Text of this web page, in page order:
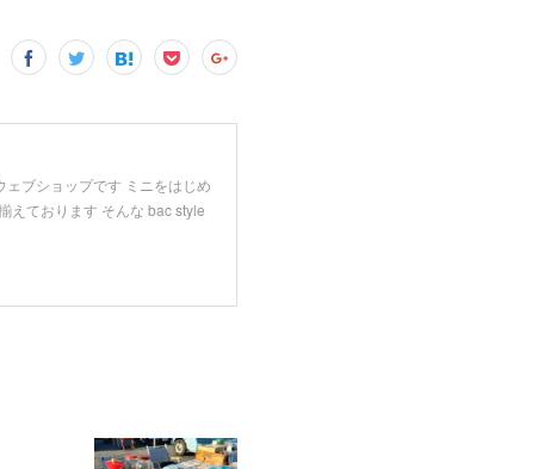
ブショップです ミニをはじめ
えております そんな bac style